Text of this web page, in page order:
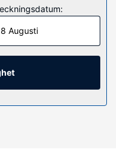
och minibarer.
fi. Underhållning
med kabelkanaler.
har djupa badkar och
värdeförvaringsskåp
spa, som erbjuder
Augusti